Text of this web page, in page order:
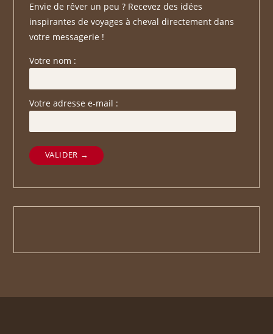
Envie de rêver un peu ? Recevez des idées
inspirantes de voyages à cheval directement dans
votre messagerie !
Votre nom :
Votre adresse e-mail :
VALIDER →